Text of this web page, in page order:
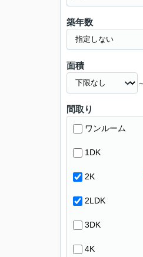
築年数
面積
間取り
ワンルーム
1DK
2K
2LDK
3DK
4K